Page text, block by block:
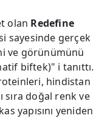
olan Redefine
sayesinde gerçek
ve görünümünü
biftek)" i tanıttı.
hindistan
sıra doğal renk ve
yapısını yeniden